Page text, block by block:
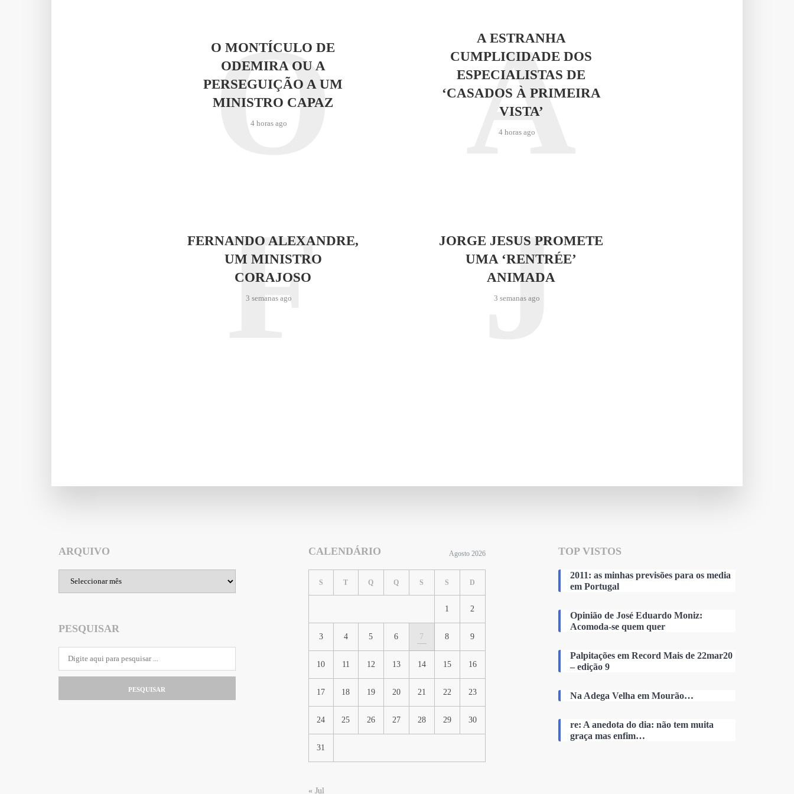
O MONTÍCULO DE
ODEMIRA OU A
PERSEGUIÇÃO A UM
MINISTRO CAPAZ
4 horas ago
O
A ESTRANHA
CUMPLICIDADE DOS
ESPECIALISTAS DE
‘CASADOS À PRIMEIRA
VISTA’
4 horas ago
A
FERNANDO ALEXANDRE,
UM MINISTRO
CORAJOSO
3 semanas ago
F
JORGE JESUS PROMETE
UMA ‘RENTRÉE’
ANIMADA
3 semanas ago
J
ARQUIVO
Arquivo
PESQUISAR
PESQUISAR
CALENDÁRIO Agosto 2026
S T Q Q S S D
1 2
3 4 5 6 7 8 9
10 11 12 13 14 15 16
17 18 19 20 21 22 23
24 25 26 27 28 29 30
31
« Jul
TOP VISTOS
2011: as minhas previsões para os media
em Portugal
Opinião de José Eduardo Moniz:
Acomoda-se quem quer
Palpitações em Record Mais de 22mar20
– edição 9
Na Adega Velha em Mourão…
re: A anedota do dia: não tem muita
graça mas enfim…